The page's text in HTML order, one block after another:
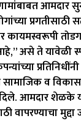
प्रगतीसाठी
असे ते यावेळी
व
आमदार शेळके
वापरण्याचा मुद्दा